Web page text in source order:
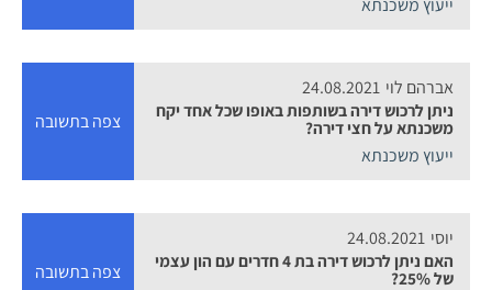
ייעוץ משכנתא
אברהם לוי 24.08.2021
ניתן לרכוש דירה בשותפות באופו שכל אחד יקח
משכנתא על חצי דירה?
ייעוץ משכנתא
צפה בתשובה
יוסי 24.08.2021
האם ניתן לרכוש דירה בת 4 חדרים עם הון עצמי
של 25%?
צפה בתשובה